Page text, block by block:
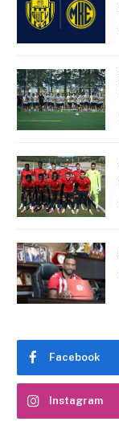
Facebook
Instagram